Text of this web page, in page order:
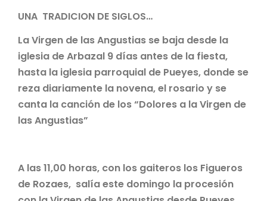
UNA TRADICION DE SIGLOS…
La Virgen de las Angustias se baja desde la
iglesia de Arbazal 9 días antes de la fiesta,
hasta la iglesia parroquial de Pueyes, donde se
reza diariamente la novena, el rosario y se
canta la canción de los “Dolores a la Virgen de
las Angustias”
A las 11,00 horas, con los gaiteros los Figueros
de Rozaes, salía este domingo la procesión